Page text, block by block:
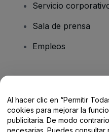
Servicio
Sala de prensa
Empleos
Centro de Ayuda /
Al hacer clic en “Permitir
cookies para mejorar la
publicitaria. De modo
necesarias. Puedes consultar